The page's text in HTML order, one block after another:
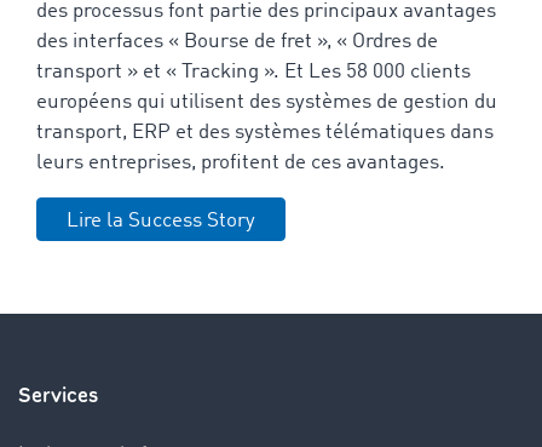
des processus font partie des principaux avantages
des interfaces « Bourse de fret », « Ordres de
transport » et « Tracking ». Et Les 58 000 clients
européens qui utilisent des systèmes de gestion du
transport, ERP et des systèmes télématiques dans
leurs entreprises, profitent de ces avantages.
Lire la Success Story
Services